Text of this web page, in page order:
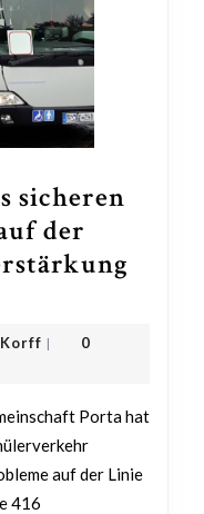
sicheren
der
Susanne
|
0
auf der Linie
416